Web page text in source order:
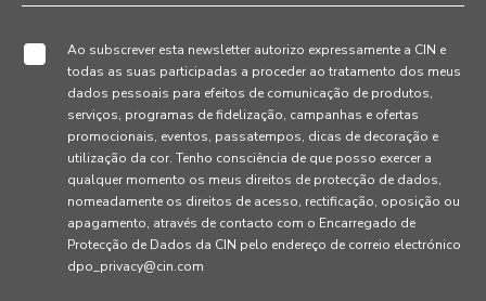
Ao subscrever esta newsletter autorizo expressamente a CIN e
todas as suas participadas a proceder ao tratamento dos meus
dados pessoais para efeitos de comunicação de produtos,
serviços, programas de fidelização, campanhas e ofertas
promocionais, eventos, passatempos, dicas de decoração e
utilização da cor. Tenho consciência de que posso exercer a
qualquer momento os meus direitos de protecção de dados,
nomeadamente os direitos de acesso, rectificação, oposição ou
apagamento, através de contacto com o Encarregado de
Protecção de Dados da CIN pelo endereço de correio electrónico
dpo_privacy@cin.com